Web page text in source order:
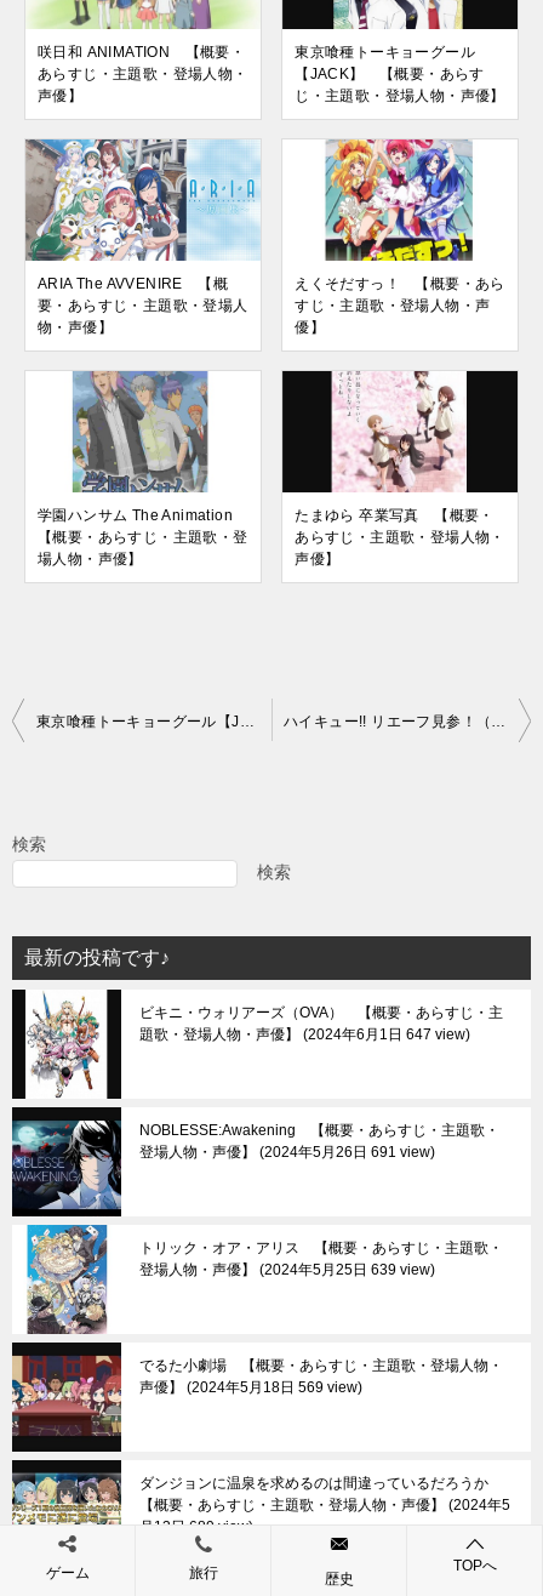
咲日和 ANIMATION 【概要・
あらすじ・主題歌・登場人物・
声優】
東京喰種トーキョーグール
【JACK】 【概要・あらす
じ・主題歌・登場人物・声優】
ARIA The AVVENIRE 【概
要・あらすじ・主題歌・登場人
物・声優】
えくそだすっ！ 【概要・あら
すじ・主題歌・登場人物・声
優】
学園ハンサム The Animation
【概要・あらすじ・主題歌・登
場人物・声優】
たまゆら 卒業写真 【概要・
あらすじ・主題歌・登場人物・
声優】
投
ビ
シ
ョ
ン
検索
検索
最新の投稿です♪
ビキニ・ウォリアーズ（OVA） 【概要・あらすじ・主
題歌・登場人物・声優】
2024年6月1日 647 view
NOBLESSE:Awakening 【概要・あらすじ・主題歌・
登場人物・声優】
2024年5月26日 691 view
トリック・オア・アリス 【概要・あらすじ・主題歌・
登場人物・声優】
2024年5月25日 639 view
でるた小劇場 【概要・あらすじ・主題歌・登場人物・
声優】
2024年5月18日 569 view
ダンジョンに温泉を求めるのは間違っているだろうか
【概要・あらすじ・主題歌・登場人物・声優】
2024年5
月13日 689 view
ゲーム 旅行 歴史
TOPへ